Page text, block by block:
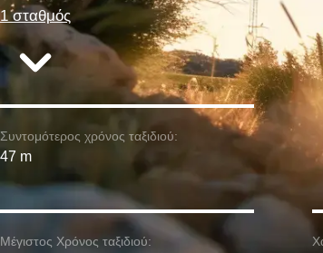
1 σταθμός
Συντομότερος χρόνος ταξιδιού:
47 m
Μέγιστος Χρόνος ταξιδιού: